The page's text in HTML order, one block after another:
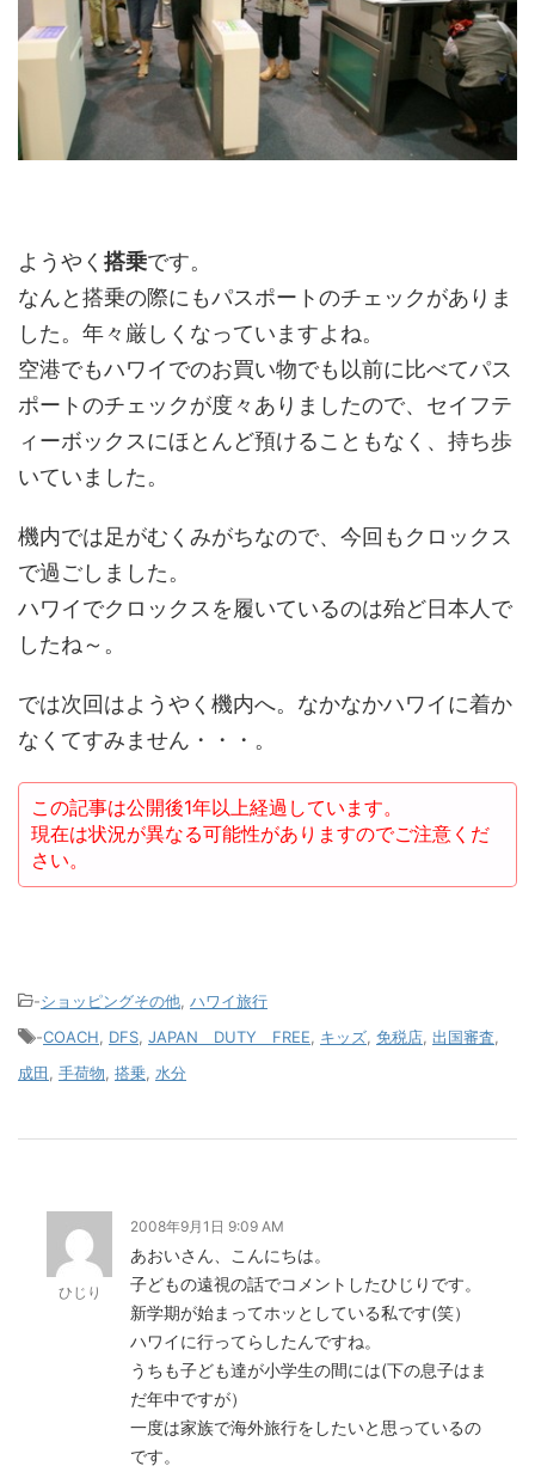
ようやく 搭乗です。
なんと搭乗の際にもパスポートのチェックがありま
した。年々厳しくなっていますよね。
空港でもハワイでのお買い物でも以前に比べてパス
ポートのチェックが度々ありましたので、セイフテ
ィーボックスにほとんど預けることもなく、持ち歩
いていました。
機内では足がむくみがちなので、今回もクロックス
で過ごしました。
ハワイでクロックスを履いているのは殆ど日本人で
したね～。
では次回はようやく機内へ。なかなかハワイに着か
なくてすみません・・・。
この記事は公開後1年以上経過しています。
現在は状況が異なる可能性がありますのでご注意くだ
さい。
-ショッピングその他 ハワイ旅行
-COACH DFS JAPAN DUTY FREE キッズ 免税店 出国審査
成田
手荷物 搭乗 水分
ひじり
2008年9月1日 9:09 AM
あおいさん、こんにちは。
子どもの遠視の話でコメントしたひじりです。
新学期が始まってホッとしている私です(笑）
ハワイに行ってらしたんですね。
うちも子ども達が小学生の間には(下の息子はま
だ年中ですが）
一度は家族で海外旅行をしたいと思っているの
です。